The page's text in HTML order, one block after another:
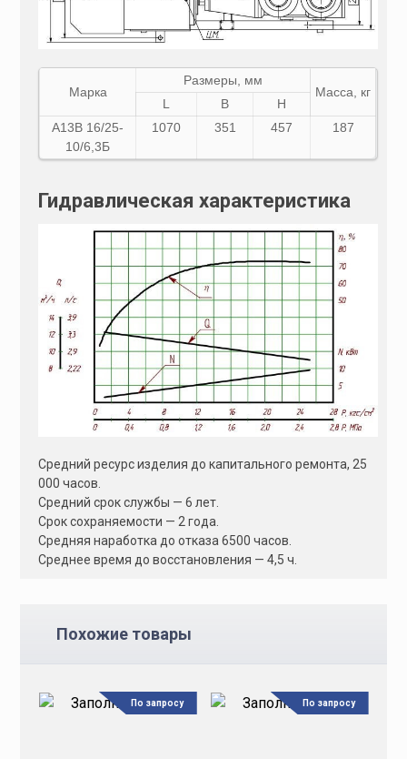
Марка
Размеры, мм
Масса, кг
L
B
H
А13В 16/25-
10/6,3Б
1070 351 457 187
Гидравлическая характеристика
Средний pecypc изделия до капитального ремонта, 25
000 часов.
Средний срок службы — 6 лет.
Срок сохраняемости — 2 года.
Средняя наработка до отказа 6500 часов.
Среднее время до восстановления — 4,5 ч.
Похожие товары
По запросу По запросу